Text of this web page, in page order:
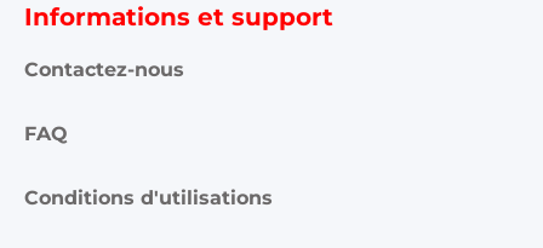
Informations et support
Contactez-nous
FAQ
Conditions d'utilisations